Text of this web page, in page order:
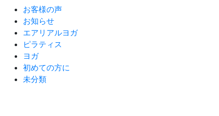
お客様の声
お知らせ
エアリアルヨガ
ピラティス
ヨガ
初めての方に
未分類